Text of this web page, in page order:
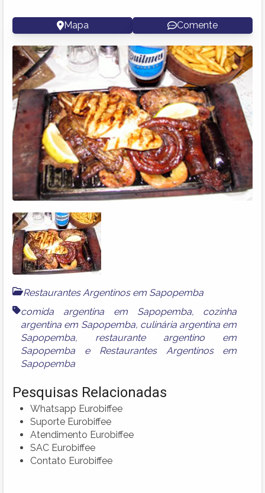
Mapa Comente
Restaurantes Argentinos em Sapopemba
comida argentina em Sapopemba, cozinha
argentina em Sapopemba, culinária argentina em
Sapopemba, restaurante argentino em
Sapopemba e Restaurantes Argentinos em
Sapopemba
Pesquisas Relacionadas
Whatsapp Eurobiffee
Suporte Eurobiffee
Atendimento Eurobiffee
SAC Eurobiffee
Contato Eurobiffee